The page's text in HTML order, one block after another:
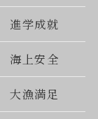
進学成就
海上安全
大漁満足